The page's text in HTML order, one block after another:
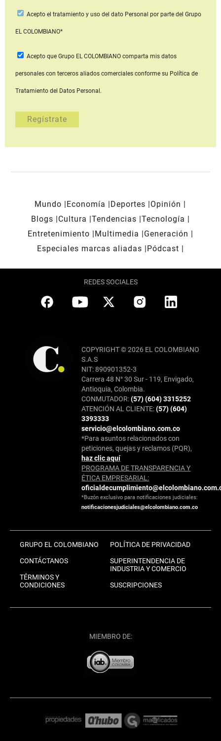
Acepto el tratamiento y uso del dato Personal por parte del Grupo
EL COLOMBIANO*
Acepto que Grupo EL COLOMBIANOcomparta mis datos
personales con terceros aliados comerciales conforme su Política de
Tratamiento del Datos Personal.
Mundo Economía Deportes
Opinión
Blogs
Cultura Tendencias Tecnología
Entretenimiento
Multimedia
Generación
Especiales marcas aliadas
Pódcast
REDES SOCIALES
COPYRIGHT © 2026 EL COLOMBIANO
S.A.S
NIT: 890901352-3
Carrera 48 N° 30 Sur - 119, Envigado,
Antioquia, Colombia.
CONMUTADOR:(57) (604) 3315252
ATENCIÓN AL CLIENTE:(57) (604)
3393333
servicio@elcolombiano.com.co
*Para asuntos relacionados con
peticiones, quejas y reclamos (PQR),
haz clic aquí
PROGRAMA DE TRANSPARENCIA Y
ÉTICA EMPRESARIAL:
*Buzón exclusivo para notificaciones judiciales:
notificacionesjudiciales@elcolombiano.com.co
GRUPO EL COLOMBIANO
CONTÁCTANOS
TÉRMINOS Y
CONDICIONES
POLÍTICA DE PRIVACIDAD
SUPERINTENDENCIA DE
INDUSTRIA Y COMERCIO
SUSCRIPCIONES
MIEMBRO DE: